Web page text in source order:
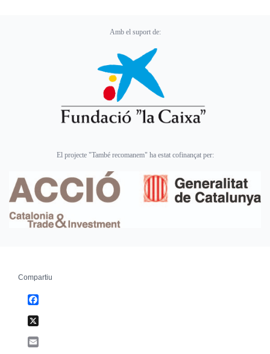
Amb el suport de:
El projecte "També recomanem" ha estat cofinançat per:
Compartiu